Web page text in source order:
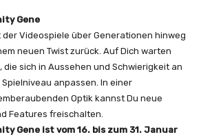
Gene
der Videospiele über Generationen hinweg
neuen Twist zurück. Auf Dich warten
die sich in Aussehen und Schwierigkeit an
anpassen. In einer
Optik kannst Du neue
Features freischalten.
Gene ist vom 16. bis zum 31. Januar